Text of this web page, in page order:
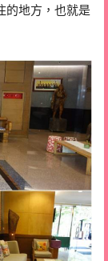
的地方，也就是